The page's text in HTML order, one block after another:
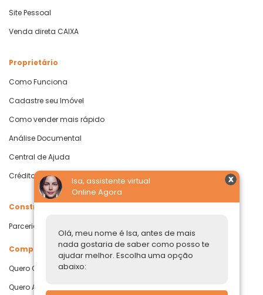
Isa, assistente virtual
Online Agora
Olá, meu nome é Isa, antes de mais
nada gostaria de saber como posso te
ajudar melhor. Escolha uma opção
abaixo:
Site Pessoal
Venda direta CAIXA
Proprietário
Como Funciona
Cadastre seu Imóvel
Como vender mais rápido
Análise Documental
Central de Ajuda
Crédito com Garantia de Imóvel
Construtoras
Parcerias Imobiliárias
Comprar ou alugar
Quero Comprar
Quero Alugar